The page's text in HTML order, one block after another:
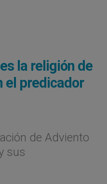
la religión de
el predicador
de Adviento
sus